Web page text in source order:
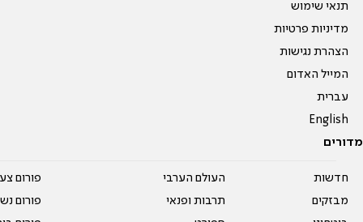
תנאי שימוש
מדיניות פרטיות
הצהרת נגישות
המייל האדום
עברית
English
מדורים
חדשות
מבזקים
העולם הערבי
תרבות ופנאי
פורום
פורום